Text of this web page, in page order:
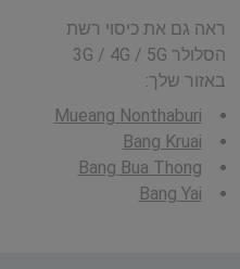
ראה גם את כיסוי רשת
הסלולר 3G / 4G / 5G
באזור שלך:
Mueang Nonthaburi
Bang Kruai
Bang Bua Thong
Bang Yai